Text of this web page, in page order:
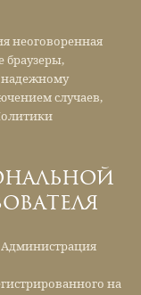
неоговоренная
браузеры,
случаев,
на